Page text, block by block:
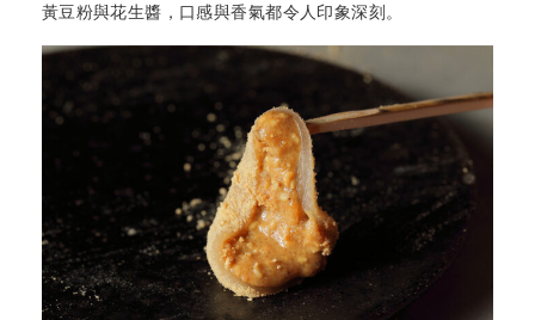
黃豆粉與花生醬，口感與香氣都令人印象深刻。